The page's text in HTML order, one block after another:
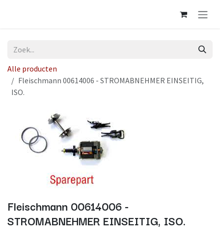
Alle producten
Fleischmann 00614006 - STROMABNEHMER EINSEITIG,
ISO.
Fleischmann 00614006 -
STROMABNEHMER EINSEITIG, ISO.